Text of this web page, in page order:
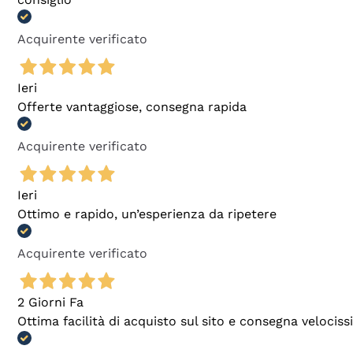
Acquirente verificato
Ieri
Offerte vantaggiose, consegna rapida
Acquirente verificato
Ieri
Ottimo e rapido, un’esperienza da ripetere
Acquirente verificato
2 Giorni Fa
Ottima facilità di acquisto sul sito e consegna